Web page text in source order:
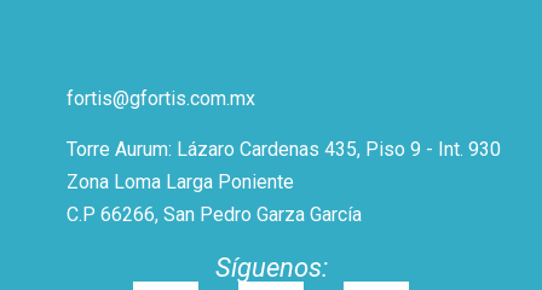
fortis@gfortis.com.mx
Torre Aurum: Lázaro Cardenas 435, Piso 9 - Int. 930
Zona Loma Larga Poniente
C.P 66266, San Pedro Garza García
Síguenos: